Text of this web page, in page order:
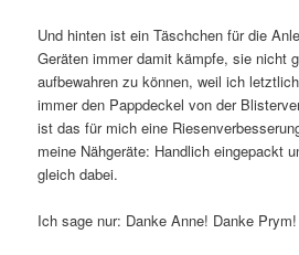
Und hinten ist ein Täschchen für die
Geräten immer damit kämpfe, sie nicht
aufbewahren zu können, weil ich
immer den Pappdeckel von der
ist das für mich eine
meine Nähgeräte: Handlich eingepackt
gleich dabei.
Ich sage nur: Danke Anne! Danke Prym!